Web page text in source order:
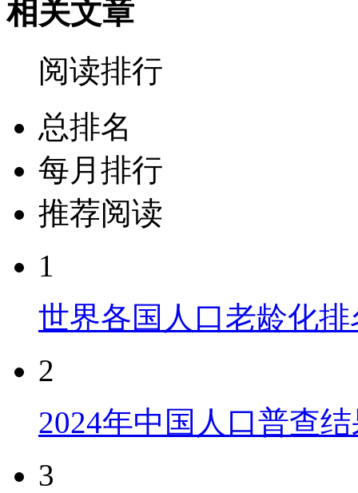
相关文章
阅读排行
总排名
每月排行
推荐阅读
1
世界各国人口老龄化
2
2024年中国人口普查
3